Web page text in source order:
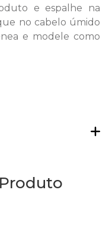
e espalhe na
no cabelo úmido
e modele como